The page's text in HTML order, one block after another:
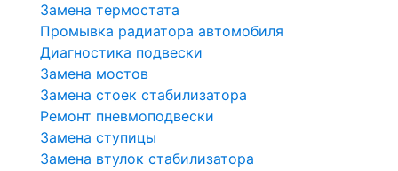
Замена термостата
Промывка радиатора автомобиля
Диагностика подвески
Замена мостов
Замена стоек стабилизатора
Ремонт пневмоподвески
Замена ступицы
Замена втулок стабилизатора